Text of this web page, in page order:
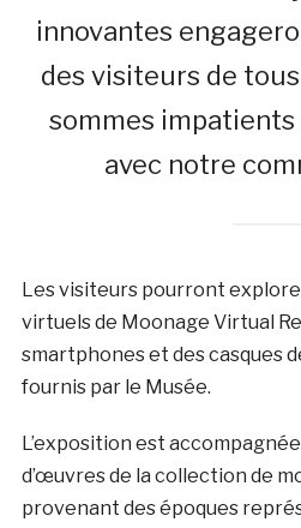
innovantes
des visiteurs de
sommes
avec notre
Les visiteurs pourront
virtuels de Moonage Virtual
smartphones et des casques
fournis par le Musée.
L’exposition est
d’œuvres de la collection de
provenant des époques